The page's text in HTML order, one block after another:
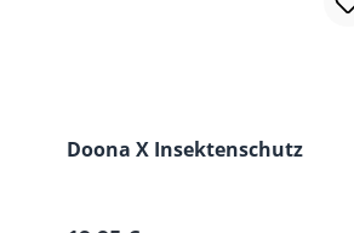
Doona X Insektenschutz